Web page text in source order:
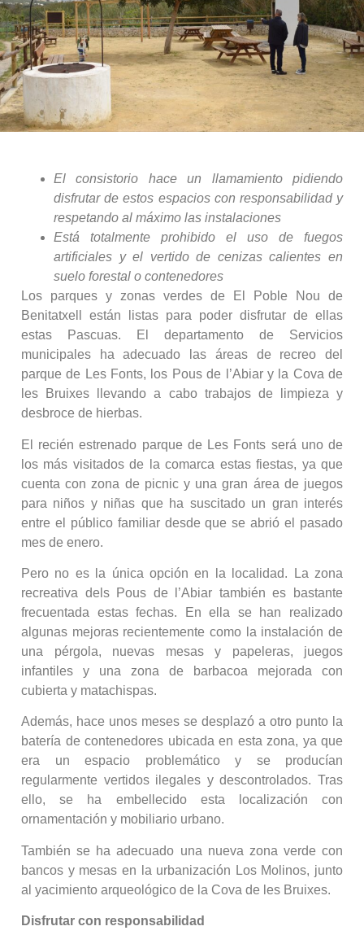
El consistorio hace un llamamiento pidiendo
disfrutar de estos espacios con responsabilidad y
respetando al máximo las instalaciones
Está totalmente prohibido el uso de fuegos
artificiales y el vertido de cenizas calientes en
suelo forestal o contenedores
Los parques y zonas verdes de El Poble Nou de
Benitatxell están listas para poder disfrutar de ellas
estas Pascuas. El departamento de Servicios
municipales ha adecuado las áreas de recreo del
parque de Les Fonts, los Pous de l’Abiar y la Cova de
les Bruixes llevando a cabo trabajos de limpieza y
desbroce de hierbas.
El recién estrenado parque de Les Fonts será uno de
los más visitados de la comarca estas fiestas, ya que
cuenta con zona de picnic y una gran área de juegos
para niños y niñas que ha suscitado un gran interés
entre el público familiar desde que se abrió el pasado
mes de enero.
Pero no es la única opción en la localidad. La zona
recreativa dels Pous de l’Abiar también es bastante
frecuentada estas fechas. En ella se han realizado
algunas mejoras recientemente como la instalación de
una pérgola, nuevas mesas y papeleras, juegos
infantiles y una zona de barbacoa mejorada con
cubierta y matachispas.
Además, hace unos meses se desplazó a otro punto la
batería de contenedores ubicada en esta zona, ya que
era un espacio problemático y se producían
regularmente vertidos ilegales y descontrolados. Tras
ello, se ha embellecido esta localización con
ornamentación y mobiliario urbano.
También se ha adecuado una nueva zona verde con
bancos y mesas en la urbanización Los Molinos, junto
al yacimiento arqueológico de la Cova de les Bruixes.
Disfrutar con responsabilidad